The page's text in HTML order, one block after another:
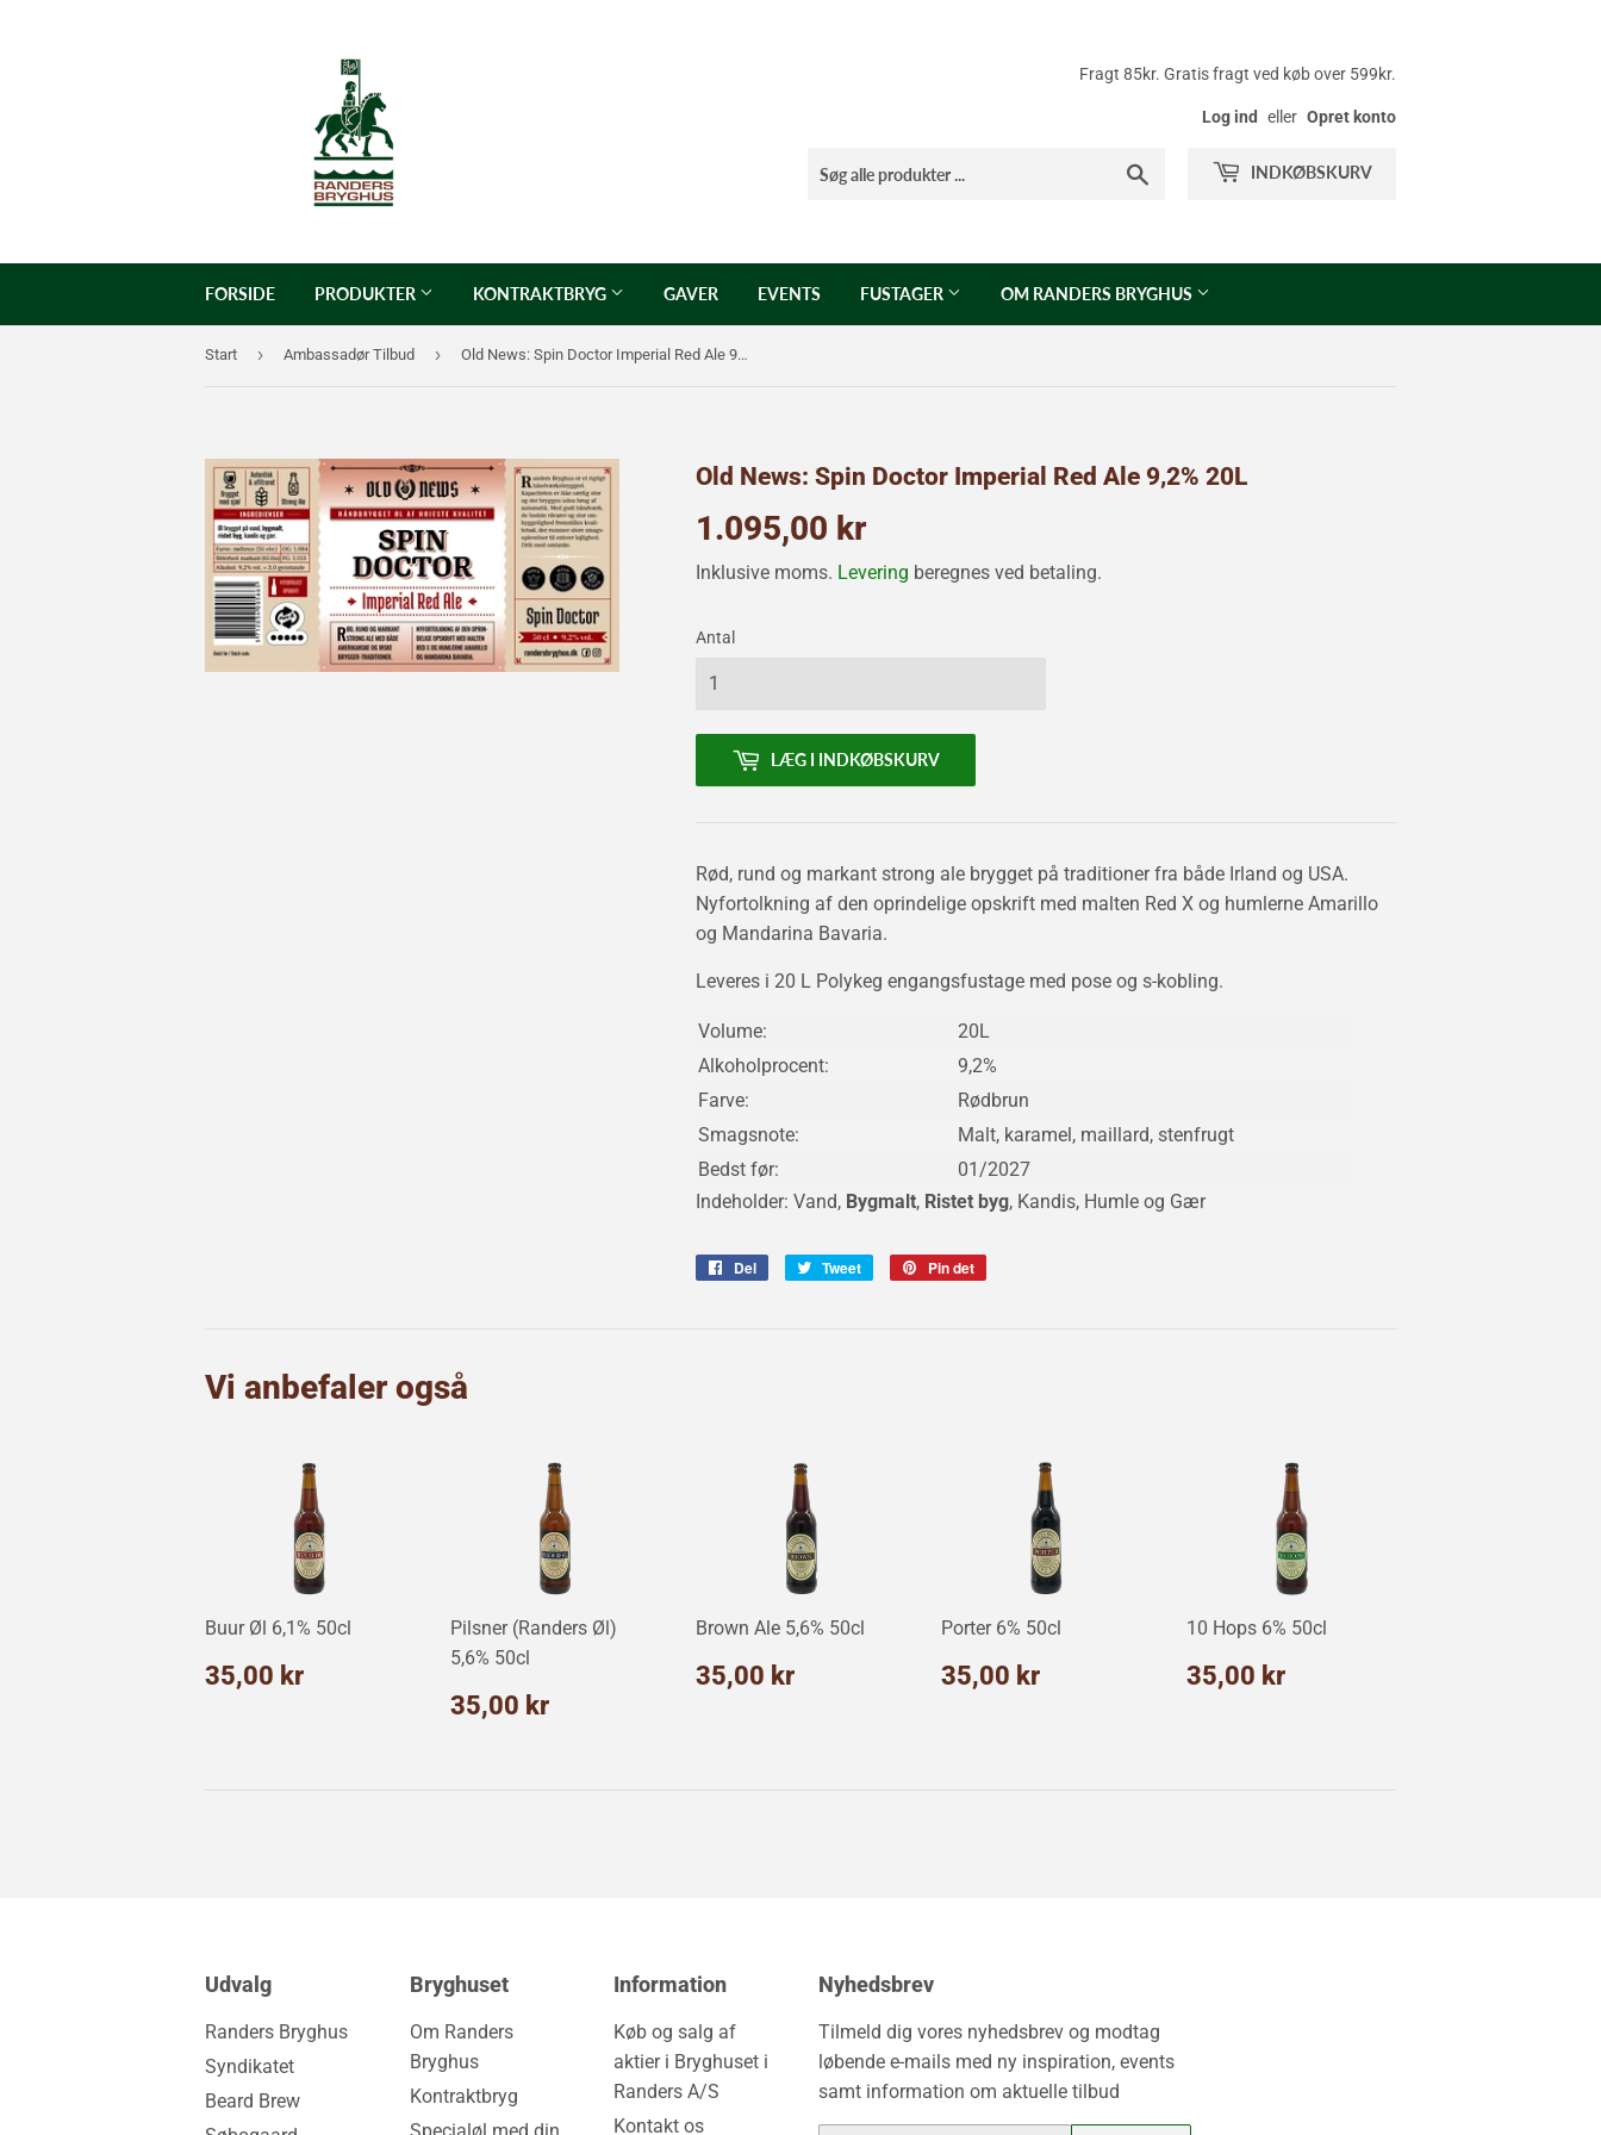
Fragt 85kr. Gratis fragt ved køb over 599kr.
Log ind eller Opret konto
INDKØBSKURV
FORSIDE PRODUKTER KONTRAKTBRYG GAVER EVENTS FUSTAGER OM RANDERS BRYGHUS
Start › Ambassadør Tilbud › Old News: Spin Doctor Imperial Red Ale 9,2% 20L
Old News: Spin Doctor Imperial Red Ale 9,2% 20L
1.095,00 kr
kr
Inklusive moms. Levering beregnes ved betaling.
Antal
LÆG I INDKØBSKURV
Rød, rund og markant strong ale brygget på traditioner fra både Irland og USA.
Nyfortolkning af den oprindelige opskrift med malten Red X og humlerne Amarillo
og Mandarina Bavaria.
Leveres i 20 L Polykeg engangsfustage med pose og s-kobling.
Volume:
20L
Alkoholprocent:
9,2%
Farve:
Rødbrun
Smagsnote:
Malt, karamel, maillard, stenfrugt
Bedst før:
01/2027
Indeholder: Vand, Bygmalt, Ristet byg, Kandis, Humle og Gær
Del Tweet
Tweet
Pin det
Vi anbefaler også
Buur Øl 6,1% 50cl
Normalpris
35,00 kr
Pilsner (Randers Øl)
5,6% 50cl
Normalpris
35,00 kr
Brown Ale 5,6% 50cl
Normalpris
35,00 kr
Porter 6% 50cl
Normalpris
35,00 kr
10 Hops 6% 50cl
Normalpris
35,00 kr
Udvalg
Randers Bryghus
Syndikatet
Beard Brew
Bryghuset
Om Randers
Bryghus
Kontraktbryg
Specialøl med din
Information
Køb og salg af
aktier i Bryghuset i
Randers A/S
Kontakt os
Nyhedsbrev
Tilmeld dig vores nyhedsbrev og modtag
løbende e-mails med ny inspiration, events
samt information om aktuelle tilbud